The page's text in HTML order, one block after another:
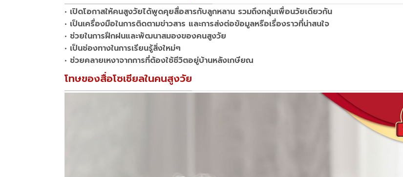
• เปิดโอกาสให้คนสูงวัยได้พูดคุยสื่อสารกับลูกหลาน รวมถึงกลุ่มเพื่อนวัยเดียวกัน
• เป็นเครื่องมือในการติดตามข่าวสาร และการส่งต่อข้อมูลหรือเรื่องราวที่น่าสนใจ
• ช่วยในการฝึกฝนและพัฒนาสมองของคนสูงวัย
• เป็นช่องทางในการเรียนรู้สิ่งใหม่ๆ
• ช่วยคลายเหงาจากการที่ต้องใช้ชีวิตอยู่บ้านหลังเกษียณ
โทษของสื่อโซเชียลในคนสูงวัย